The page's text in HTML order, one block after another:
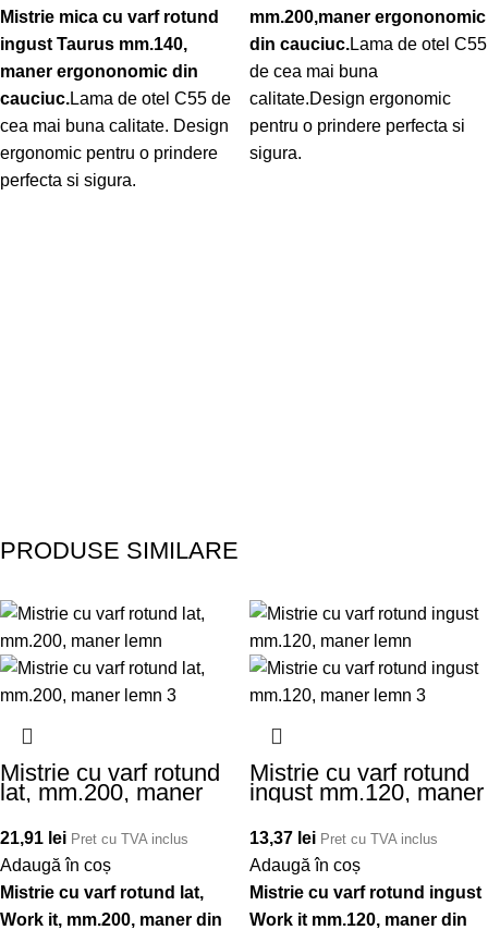
Mistrie mica cu varf rotund
ingust Taurus mm.140,
maner ergononomic din
cauciuc.Lama de otel C55 de
cea mai buna calitate. Design
ergonomic pentru o prindere
perfecta si sigura.
mm.200,maner ergononomic
din cauciuc.Lama de otel C55
de cea mai buna
calitate.Design ergonomic
pentru o prindere perfecta si
sigura.
PRODUSE SIMILARE
Mistrie cu varf rotund
lat, mm.200, maner
lemn
21,91 lei Pret cu TVA inclus
Adaugă în coș
Mistrie cu varf rotund lat,
Work it, mm.200, maner din
Mistrie cu varf rotund
ingust mm.120, maner
lemn
13,37 lei Pret cu TVA inclus
Adaugă în coș
Mistrie cu varf rotund ingust
Work it mm.120, maner din